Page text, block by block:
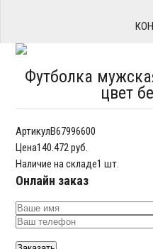
Футболка
цвет
АртикулB67996600
Цена140.472 руб.
Наличие на складе1 шт.
Онлайн заказ